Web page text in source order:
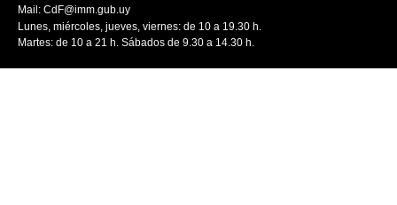
Mail: CdF@imm.gub.uy
Lunes, miércoles, jueves, viernes: de 10 a 19.30 h.
Martes: de 10 a 21 h. Sábados de 9.30 a 14.30 h.